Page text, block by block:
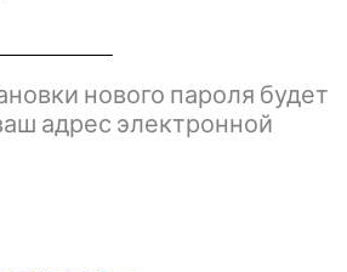
нового пароля будет
адрес электронной